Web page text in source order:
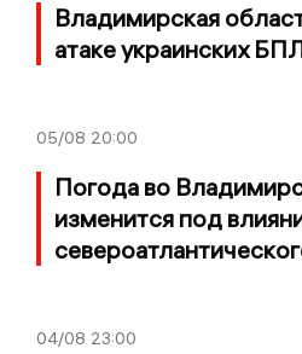
Владимирская
атаке украинских
05/08 20:00
Погода во
изменится под
04/08 23:00